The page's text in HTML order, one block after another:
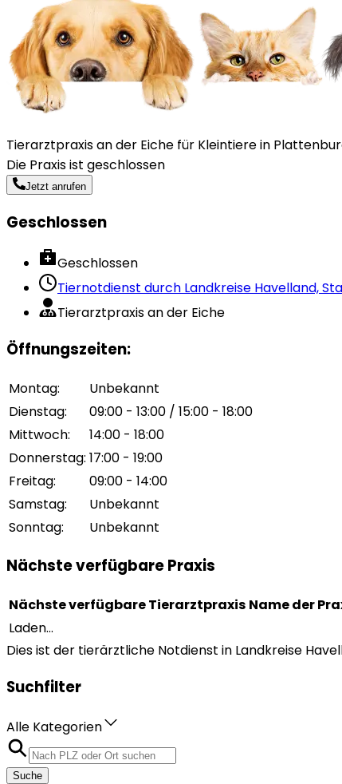
Tierarztpraxis an der Eiche für Kleintiere in
Die Praxis ist geschlossen
Jetzt anrufen
Geschlossen
Geschlossen
Tiernotdienst durch Landkreise Havelland,
Tierarztpraxis an der Eiche
Öffnungszeiten:
Montag:
Unbekannt
Dienstag:
09:00 - 13:00 / 15:00 - 18:00
Mittwoch:
14:00 - 18:00
Donnerstag: 17:00 - 19:00
Freitag:
09:00 - 14:00
Samstag:
Unbekannt
Sonntag: Unbekannt
Nächste verfügbare Praxis
Nächste verfügbare Tierarztpraxis Name der
Laden...
Dies ist der tierärztliche Notdienst in Landkreise
Suchfilter
Alle Kategorien
Suche